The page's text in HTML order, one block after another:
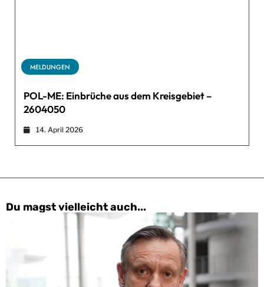
MELDUNGEN
POL-ME: Einbrüche aus dem Kreisgebiet –
2604050
14. April 2026
Du magst vielleicht auch...